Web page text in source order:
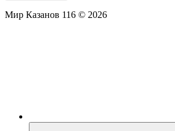
Мир Казанов 116 © 2026